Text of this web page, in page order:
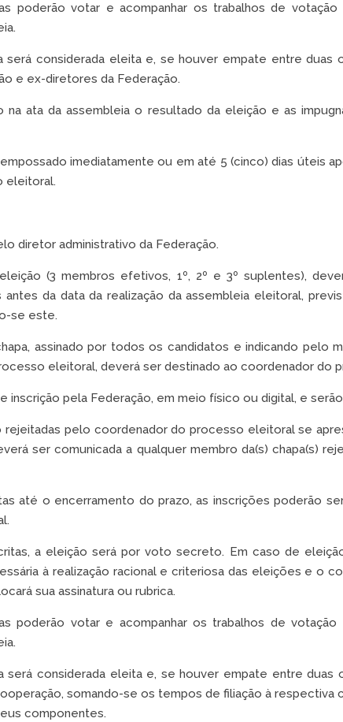
poderão votar e acompanhar os trabalhos de
será considerada eleita e, se houver empate entre duas
e ex-diretores da Federação.
na ata da assembleia o resultado da eleição e as
imediatamente ou em até 5 (cinco) dias úteis
eleitoral.
diretor administrativo da Federação.
(3 membros efetivos, 1º, 2º e 3º suplentes),
da data da realização da assembleia eleitoral,
se este.
assinado por todos os candidatos e indicando
eleitoral, deverá ser destinado ao coordenador do
inscrição pela Federação, em meio físico ou digital, e
rejeitadas pelo coordenador do processo eleitoral se
ser comunicada a qualquer membro da(s) chapa(s)
até o encerramento do prazo, as inscrições poderão
a eleição será por voto secreto. Em caso de
à realização racional e criteriosa das eleições e o
sua assinatura ou rubrica.
poderão votar e acompanhar os trabalhos de
será considerada eleita e, se houver empate entre duas
somando-se os tempos de filiação à respectiva
componentes.